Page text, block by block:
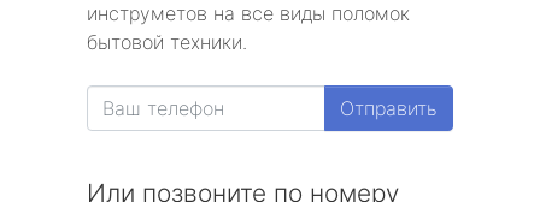
инструметов на все виды поломок
бытовой техники.
Отправить
Или позвоните по номеру